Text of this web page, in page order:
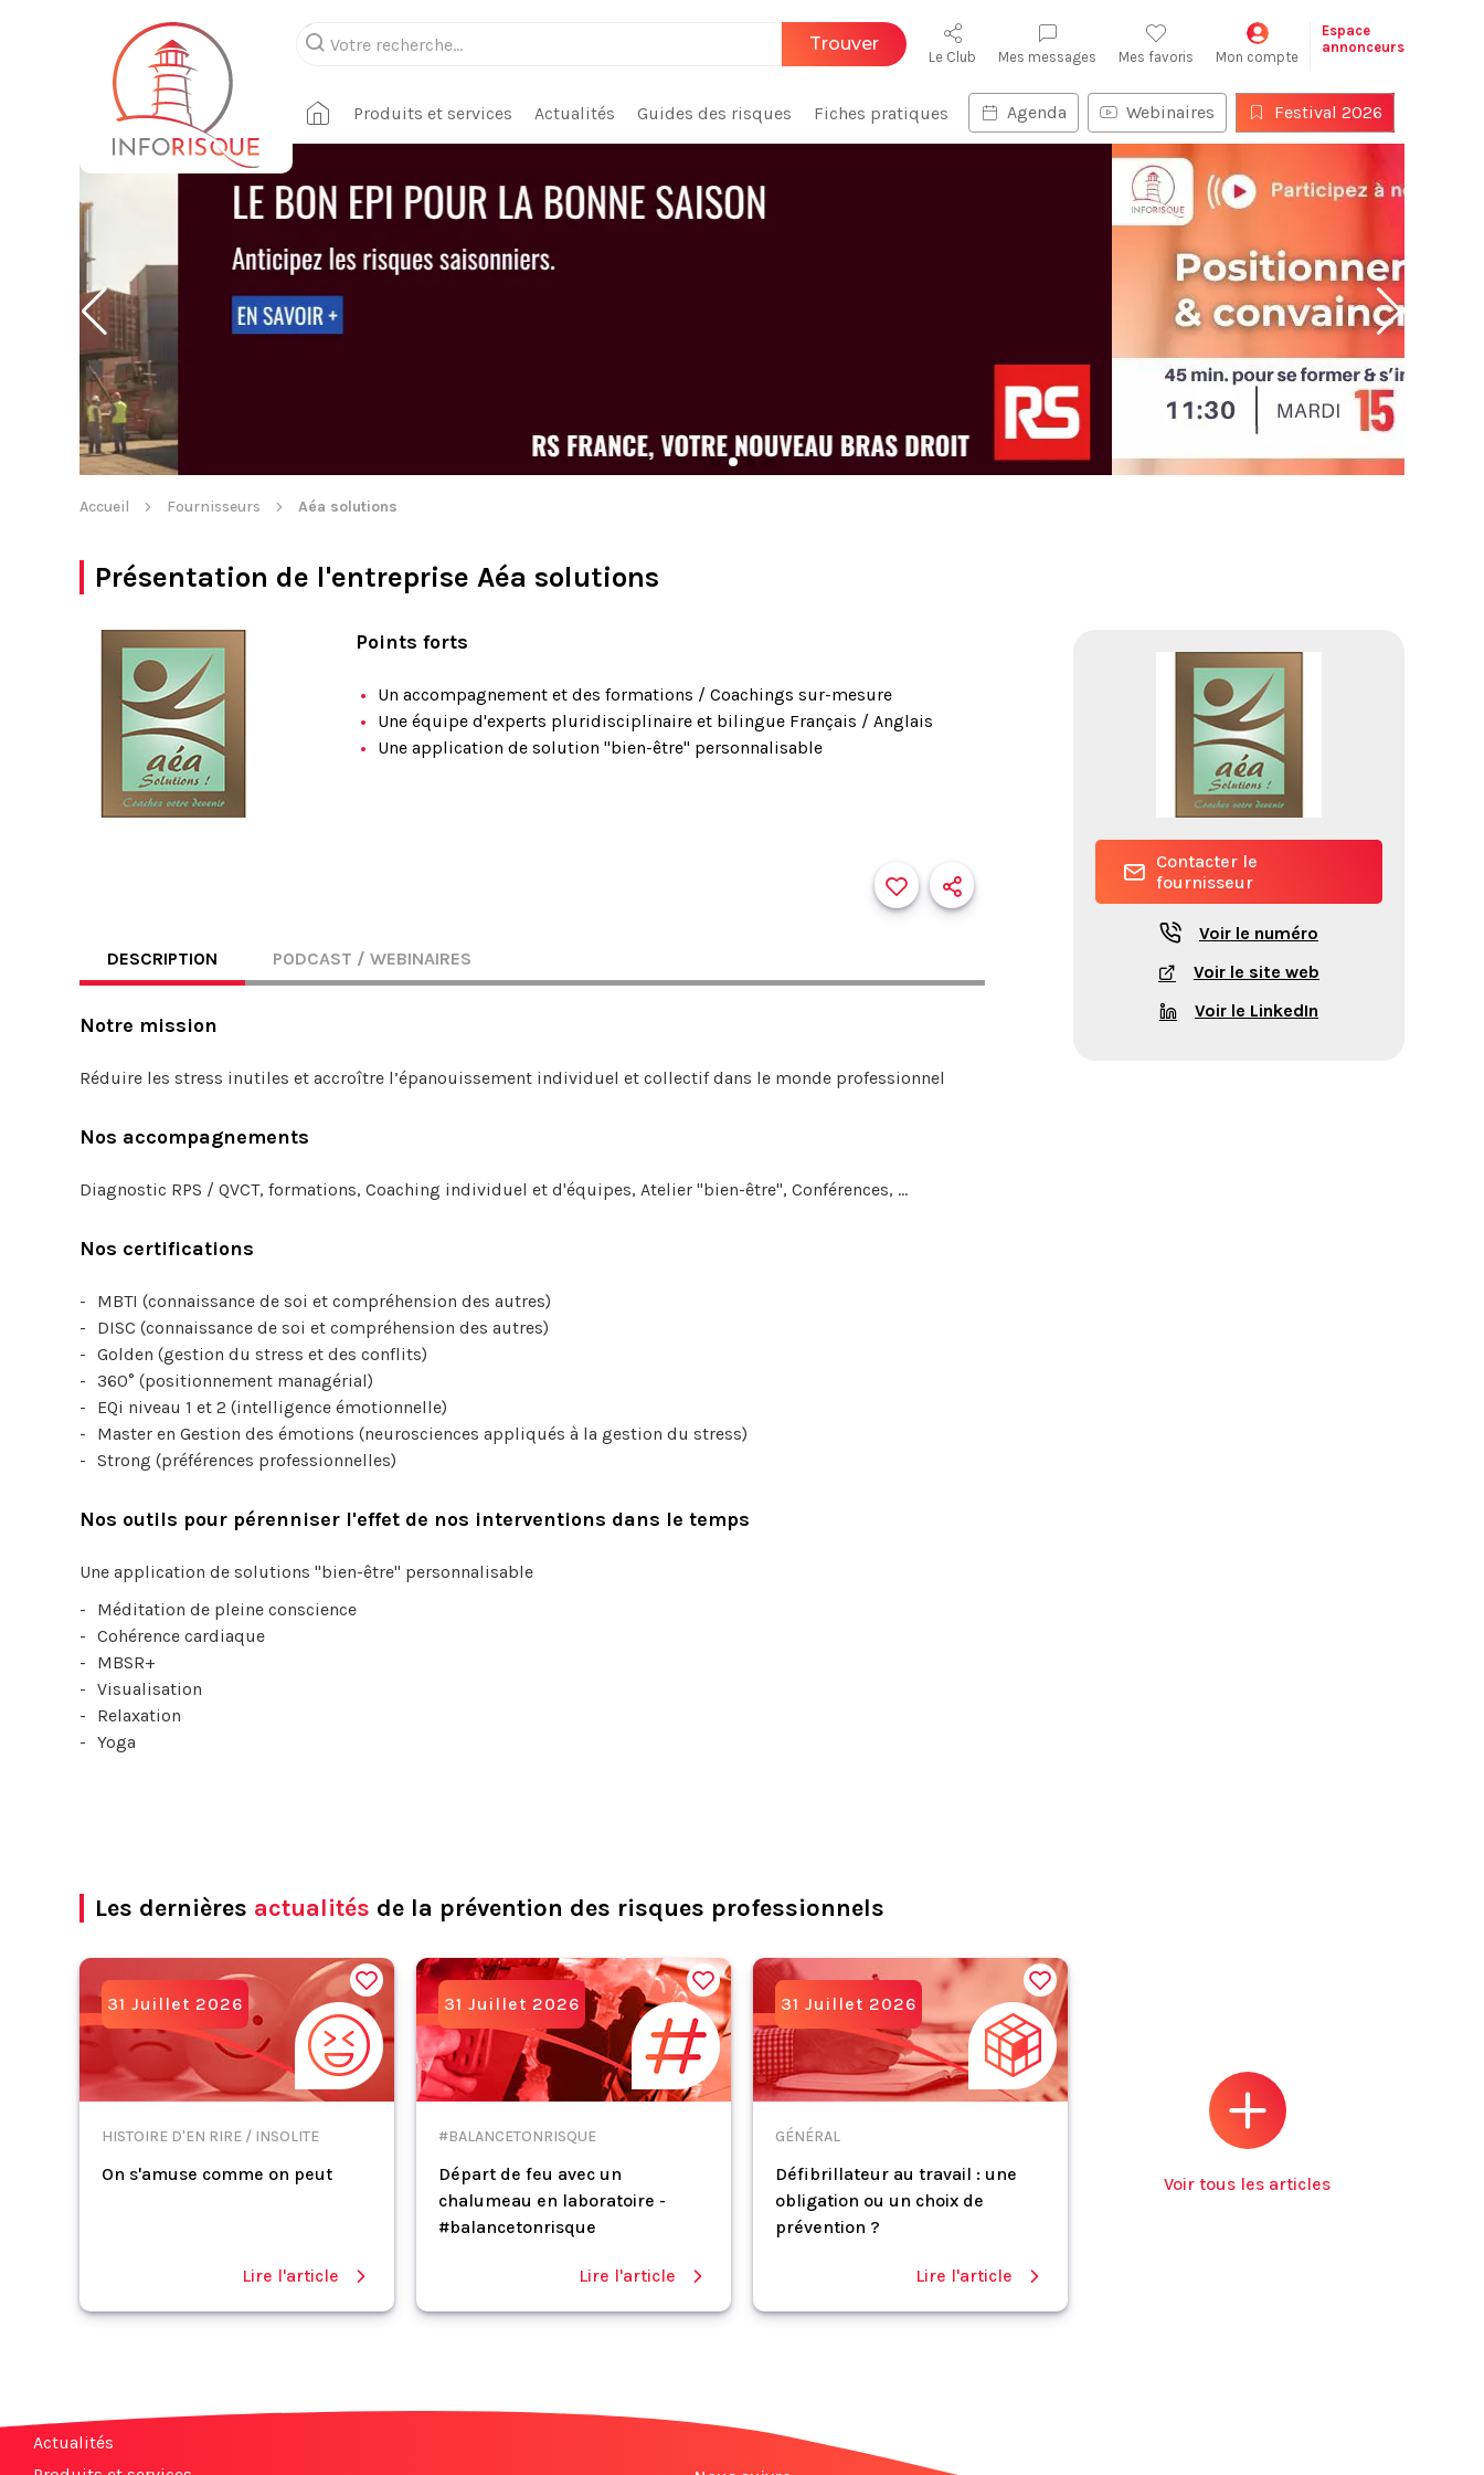
Trouver
Le Club Mes messages Mes favoris Mon compte
Espace
annonceurs
Produits et services Actualités Guides des risques Fiches pratiques Agenda Webinaires Festival 2026
Accueil Fournisseurs Aéa solutions
Présentation de l'entreprise Aéa solutions
Points forts
Un accompagnement et des formations / Coachings sur-mesure
Une équipe d'experts pluridisciplinaire et bilingue Français / Anglais
Une application de solution "bien-être" personnalisable
DESCRIPTION PODCAST / WEBINAIRES
Notre mission
Réduire les stress inutiles et accroître l’épanouissement individuel et collectif dans le monde professionnel
Nos accompagnements
Diagnostic RPS / QVCT, formations, Coaching individuel et d'équipes, Atelier "bien-être", Conférences, ...
Nos certifications
MBTI (connaissance de soi et compréhension des autres)
DISC (connaissance de soi et compréhension des autres)
Golden (gestion du stress et des conflits)
360° (positionnement managérial)
EQi niveau 1 et 2 (intelligence émotionnelle)
Master en Gestion des émotions (neurosciences appliqués à la gestion du stress)
Strong (préférences professionnelles)
Nos outils pour pérenniser l'effet de nos interventions dans le temps
Une application de solutions "bien-être" personnalisable
Méditation de pleine conscience
Cohérence cardiaque
MBSR+
Visualisation
Relaxation
Yoga
Contacter le
fournisseur
Voir le numéro
Voir le site web
Voir le LinkedIn
Les dernières actualités de la prévention des risques professionnels
31 Juillet 2026
HISTOIRE D'EN RIRE / INSOLITE
On s'amuse comme on peut
Lire l'article
31 Juillet 2026
#BALANCETONRISQUE
Départ de feu avec un
chalumeau en laboratoire -
#balancetonrisque
Lire l'article
31 Juillet 2026
GÉNÉRAL
Défibrillateur au travail : une
obligation ou un choix de
prévention ?
Lire l'article
Voir tous les articles
Actualités